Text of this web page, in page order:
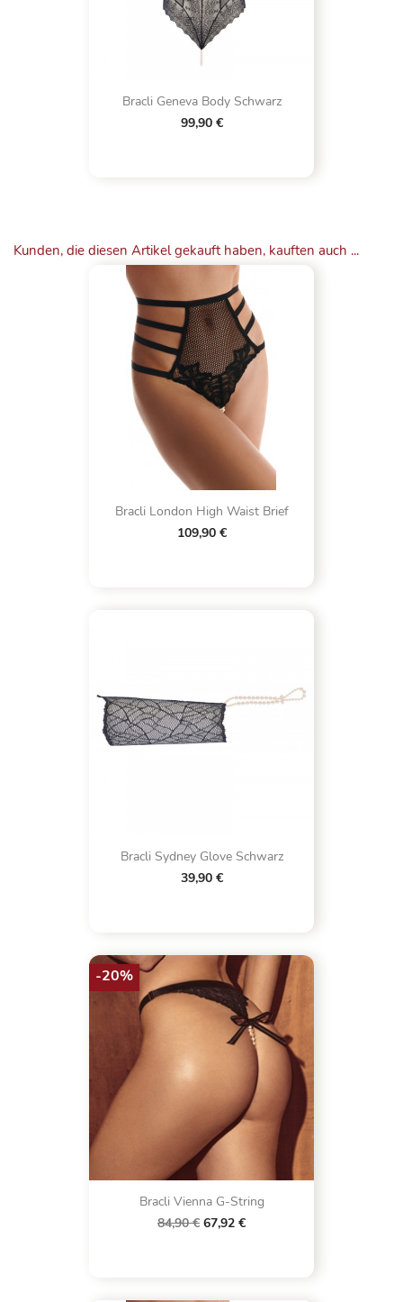
Bracli Geneva Body Schwarz
99,90 €
Kunden, die diesen Artikel gekauft haben, kauften auch ...
Bracli London High Waist Brief
109,90 €
Bracli Sydney Glove Schwarz
39,90 €
Bracli Vienna G-String
84,90 € 67,92 €
-20%